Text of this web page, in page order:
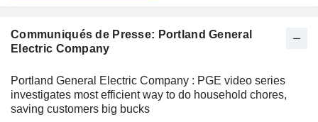
Communiqués de Presse: Portland General
Electric Company
Portland General Electric Company : PGE video series
investigates most efficient way to do household chores,
saving customers big bucks